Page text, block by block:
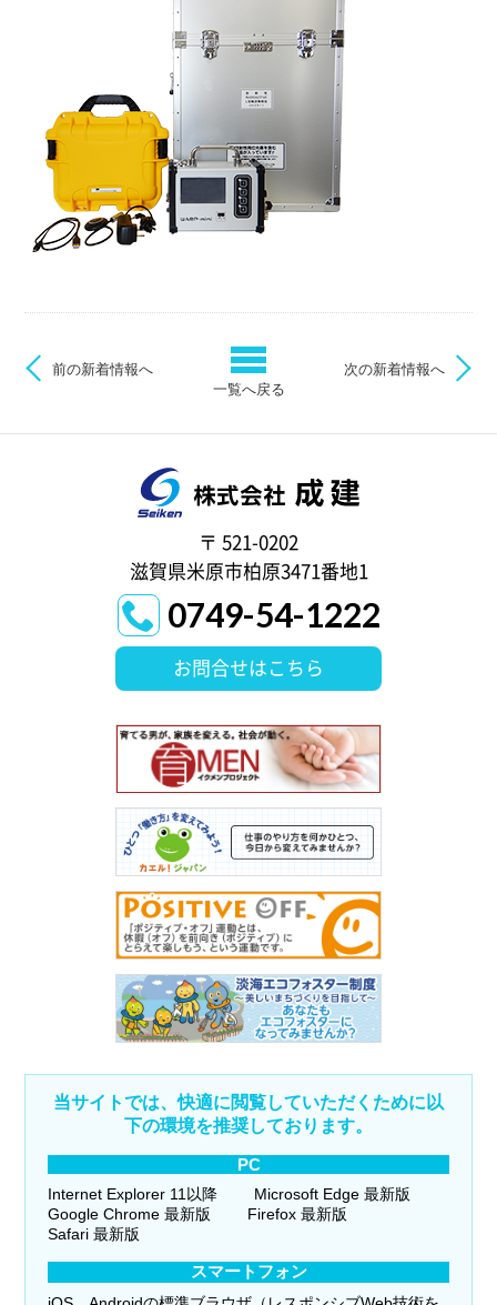
前の新着情報へ
次の新着情報へ
一覧へ戻る
〒 521-0202
滋賀県米原市柏原3471番地1
0749-54-1222
お問合せはこちら
当サイトでは、快適に閲覧していただくために以
下の環境を推奨しております。
PC
Internet Explorer 11以降
Microsoft Edge 最新版
Google Chrome 最新版
Firefox 最新版
Safari 最新版
スマートフォン